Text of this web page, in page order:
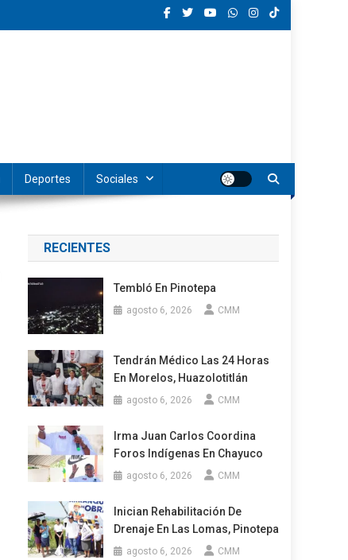
Deportes Sociales
RECIENTES
Tembló En Pinotepa
agosto 6, 2026 CMM
Tendrán Médico Las 24 Horas
En Morelos, Huazolotitlán
agosto 6, 2026 CMM
Irma Juan Carlos Coordina
Foros Indígenas En Chayuco
agosto 6, 2026 CMM
Inician Rehabilitación De
Drenaje En Las Lomas, Pinotepa
agosto 6, 2026 CMM